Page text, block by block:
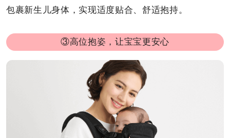
包裹新生儿身体，实现适度贴合、舒适抱持。
③高位抱姿，让宝宝更安心